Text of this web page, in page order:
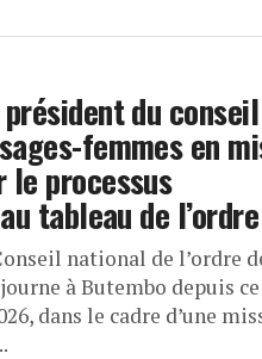
du conseil
femmes en
le processus
tableau de l’ordre
national de l’ordre
à Butembo depuis ce
dans le cadre d’une